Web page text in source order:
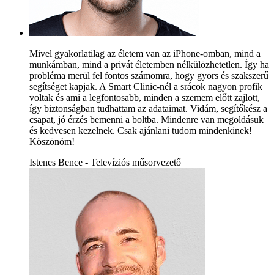
Mivel gyakorlatilag az életem van az iPhone-omban, mind a
munkámban, mind a privát életemben nélkülözhetetlen. Így ha
probléma merül fel fontos számomra, hogy gyors és szakszerű
segítséget kapjak. A Smart Clinic-nél a srácok nagyon profik
voltak és ami a legfontosabb, minden a szemem előtt zajlott,
így biztonságban tudhattam az adataimat. Vidám, segítőkész a
csapat, jó érzés bemenni a boltba. Mindenre van megoldásuk
és kedvesen kezelnek. Csak ajánlani tudom mindenkinek!
Köszönöm!
Istenes Bence - Televíziós műsorvezető